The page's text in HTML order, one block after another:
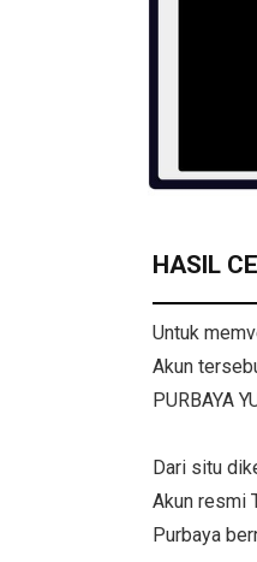
HASIL
Untuk
Akun
PURBAYA
Dari situ
Akun resmi
Purbaya